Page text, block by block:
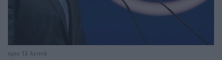
πριν 13 λεπτά